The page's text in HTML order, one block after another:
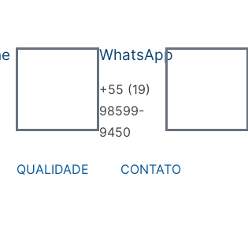
WhatsApp
+55 (19)
98599-
9450
QUALIDADE CONTATO